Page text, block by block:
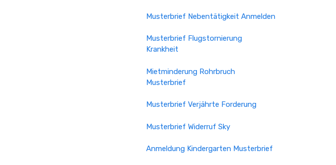
Musterbrief Nebentätigkeit Anmelden
Musterbrief Flugstornierung
Krankheit
Mietminderung Rohrbruch
Musterbrief
Musterbrief Verjährte Forderung
Musterbrief Widerruf Sky
Anmeldung Kindergarten Musterbrief